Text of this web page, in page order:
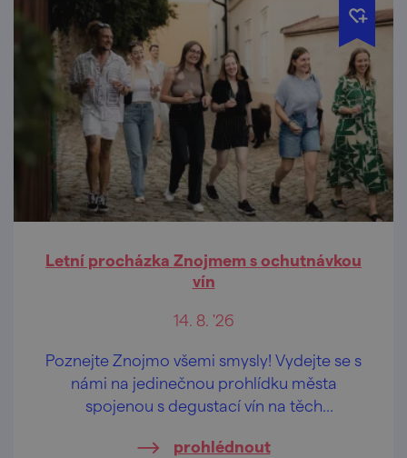
Letní procházka Znojmem s ochutnávkou
vín
14. 8. '26
Poznejte Znojmo všemi smysly! Vydejte se s
námi na jedinečnou prohlídku města
spojenou s degustací vín na těch
prohlédnout